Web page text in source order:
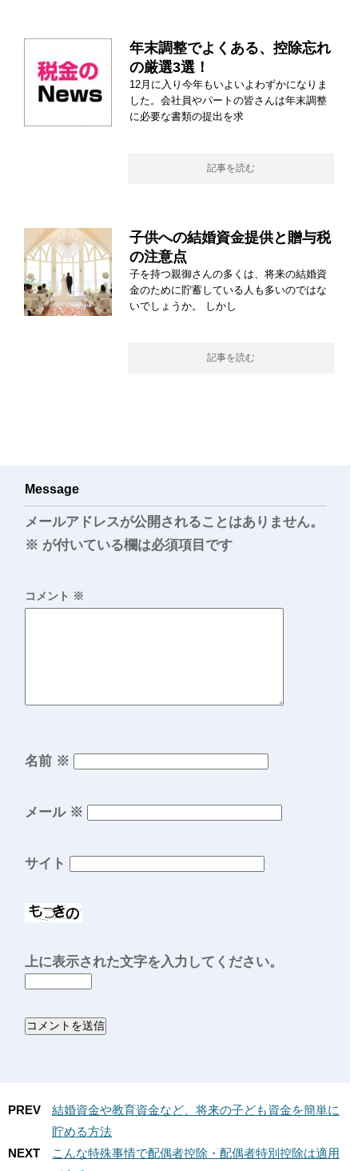
年末調整でよくある、控除忘れ
の厳選3選！
12月に入り今年もいよいよわずかになりま
した。会社員やパートの皆さんは年末調整
に必要な書類の提出を求
記事を読む
子供への結婚資金提供と贈与税
の注意点
子を持つ親御さんの多くは、将来の結婚資
金のために貯蓄している人も多いのではな
いでしょうか。 しかし
記事を読む
Message
メールアドレスが公開されることはありません。
※ が付いている欄は必須項目です
コメント ※
名前 ※
メール ※
サイト
上に表示された文字を入力してください。
PREV
結婚資金や教育資金など、将来の子ども資金を簡単に
貯める方法
NEXT
こんな特殊事情で配偶者控除・配偶者特別控除は適用